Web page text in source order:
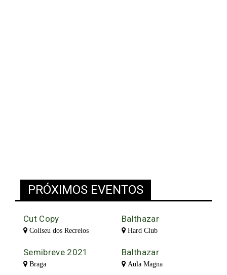
PRÓXIMOS EVENTOS
Cut Copy
Coliseu dos Recreios
Balthazar
Hard Club
Semibreve 2021
Braga
Balthazar
Aula Magna